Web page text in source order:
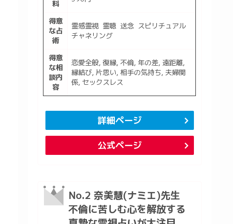
料
得意
な占
術
霊感霊視 霊聴 送念 スピリチュアル
チャネリング
得意
な相
談内
容
恋愛全般, 復縁, 不倫, 年の差, 遠距離,
縁結び, 片思い, 相手の気持ち, 夫婦関
係, セックスレス
詳細ページ
公式ページ
No.2 奈美慧(ナミエ)先生
不倫に苦しむ心を解放する